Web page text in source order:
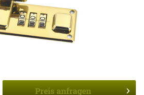
Preis anfragen